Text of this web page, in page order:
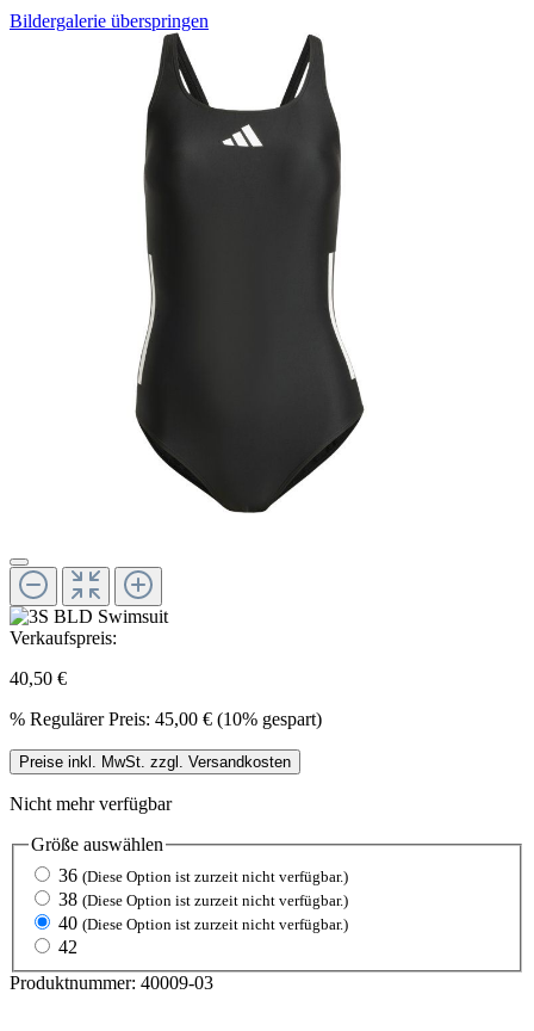
Bildergalerie überspringen
Verkaufspreis:
40,50 €
% Regulärer Preis: 45,00 € (10% gespart)
Preise inkl. MwSt. zzgl. Versandkosten
Nicht mehr verfügbar
Größe auswählen
36 (Diese Option ist zurzeit nicht verfügbar.)
38 (Diese Option ist zurzeit nicht verfügbar.)
40 (Diese Option ist zurzeit nicht verfügbar.)
42
Produktnummer: 40009-03